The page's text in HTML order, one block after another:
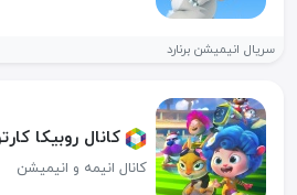
سریال انیمیشن برنارد
کانال روبیکا
کانال انیمه و انیمیشن